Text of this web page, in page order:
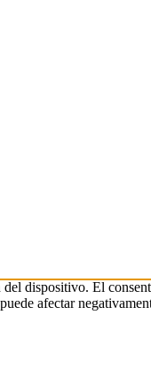
dispositivo. El
afectar